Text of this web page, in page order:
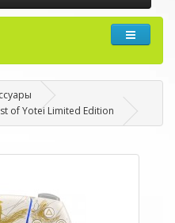
of Yotei Limited Edition